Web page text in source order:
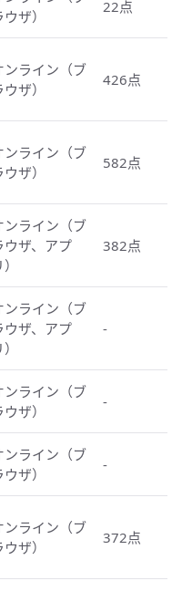
ウザ）
22点
ンライン（ブ
ウザ）
426点
ンライン（ブ
ウザ）
582点
ンライン（ブ
ウザ、アプ
382点
ンライン（ブ
ウザ、アプ
-
ンライン（ブ
ウザ）
-
ンライン（ブ
ウザ）
-
ンライン（ブ
ウザ）
372点